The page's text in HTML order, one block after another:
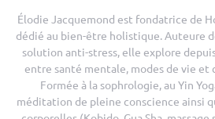
Élodie Jacquemond est fondatrice de
dédié au bien-être holistique. Auteure
solution anti-stress, elle explore
entre santé mentale, modes de vie
Formée à la sophrologie, au Yin
méditation de pleine conscience ainsi